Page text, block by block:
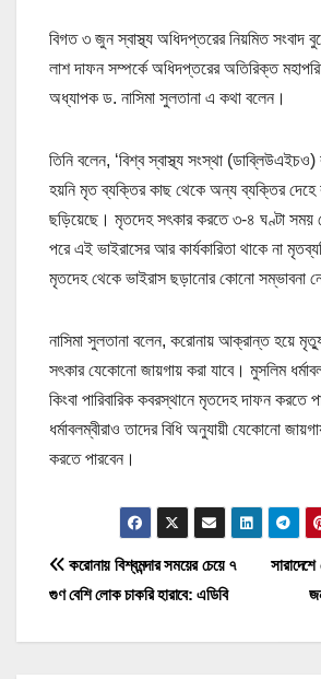
বিগত ৩ জুন স্বাস্থ্য অধিদপ্তরের নিয়মিত সংবাদ
লাশ দাফন সম্পর্কে অধিদপ্তরের অতিরিক্ত
অধ্যাপক ড. নাসিমা সুলতানা এ কথা বলেন।
তিনি বলেন, ‘বিশ্ব স্বাস্থ্য সংস্থা
হয়নি মৃত ব্যক্তির কাছ থেকে অন্য ব্যক্তির দেহে
ছড়িয়েছে। মৃতদেহ সৎকার করতে ৩-৪ ঘণ্টা সময়
পরে এই ভাইরাসের আর কার্যকারিতা থাকে না
মৃতদেহ থেকে ভাইরাস ছড়ানোর কোনো সম্ভাবনা
নাসিমা সুলতানা বলেন, করোনায় আক্রান্ত হয়ে
সৎকার যেকোনো জায়গায় করা যাবে। মুসলিম
কিংবা পারিবারিক কবরস্থানে মৃতদেহ দাফন করতে
ধর্মাবলম্বীরাও তাদের বিধি অনুযায়ী যেকোনো
করতে পারবেন।
Pকরোনায় বিশ্বমন্দার সময়ের চেয়ে ৭
গুণ বেশি লোক চাকরি হারাবে: এডিবি